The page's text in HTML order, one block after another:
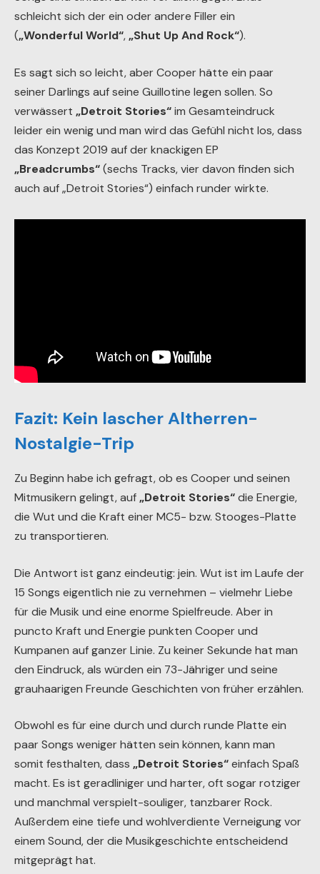
schleicht sich der ein oder andere Filler ein
(„Wonderful World“,„Shut Up And Rock“).
Es sagt sich so leicht, aber Cooper hätte ein paar
seiner Darlings auf seine Guillotine legen sollen. So
verwässert „Detroit Stories“im Gesamteindruck
leider ein wenig und man wird das Gefühl nicht los, dass
das Konzept 2019 auf der knackigen EP
„Breadcrumbs“(sechs Tracks, vier davon finden sich
auch auf „Detroit Stories“) einfach runder wirkte.
Fazit: Kein lascher Altherren-
Nostalgie-Trip
Zu Beginn habe ich gefragt, ob es Cooper und seinen
Mitmusikern gelingt, auf „Detroit Stories“die Energie,
die Wut und die Kraft einer MC5- bzw. Stooges-Platte
zu transportieren.
Die Antwort ist ganz eindeutig: jein. Wut ist im Laufe der
15 Songs eigentlich nie zu vernehmen – vielmehr Liebe
für die Musik und eine enorme Spielfreude. Aber in
puncto Kraft und Energie punkten Cooper und
Kumpanen auf ganzer Linie. Zu keiner Sekunde hat man
den Eindruck, als würden ein 73-Jähriger und seine
grauhaarigen Freunde Geschichten von früher erzählen.
Obwohl es für eine durch und durch runde Platte ein
paar Songs weniger hätten sein können, kann man
somit festhalten, dass „Detroit Stories“einfach Spaß
macht. Es ist geradliniger und harter, oft sogar rotziger
und manchmal verspielt-souliger, tanzbarer Rock.
Außerdem eine tiefe und wohlverdiente Verneigung vor
einem Sound, der die Musikgeschichte entscheidend
mitgeprägt hat.